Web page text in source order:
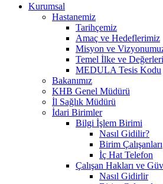
Kurumsal
Hastanemiz
Tarihçemiz
Amaç ve Hedeflerimiz
Misyon ve
Temel İlke ve
MEDULA Tesis Kodu
Bakanımız
KHB Genel Müdürü
İl Sağlık Müdürü
İdari Birimler
Bilgi İşlem Birimi
Nasıl Gidilir?
Birim Çalışanları
İç Hat Telefon
Çalışan Hakları ve
Nasıl Gidirlir